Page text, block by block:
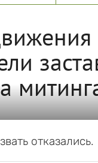
отказались.